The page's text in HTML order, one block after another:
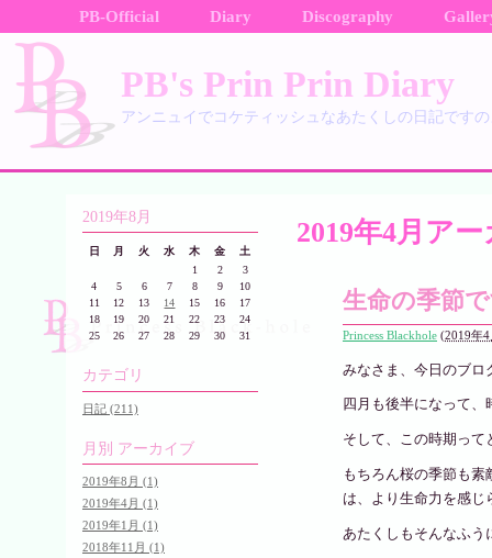
PB-Official Diary Discography
PB's Prin Prin Diary
アンニュイでコケティッシュなあたくしの日記です
2019年4月ア
生命の季節
Princess Blackhole (2019年
みなさま、今日のブロ
四月も後半になって、
そして、この時期って
もちろん桜の季節も
は、より生命力を感じ
あたくしもそんなふう
2019年8月
日 月 火 水 木 金
土
1
2
3
4
5 6 7 8 9
10
11
12 13 14 15 16
17
18
19 20 21 22 23
24
25
26 27 28 29 30 31
カテゴリ
日記 (211)
月別 アーカイブ
2019年8月 (1)
2019年4月 (1)
2019年1月 (1)
2018年11月 (1)